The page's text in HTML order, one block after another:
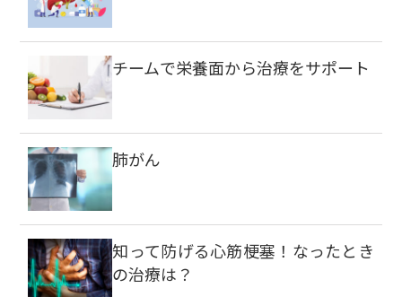
チームで栄養面から治療をサポート
肺がん
知って防げる心筋梗塞！なったとき
の治療は？